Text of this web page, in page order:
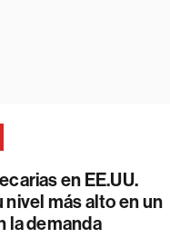
en EE.UU.
nivel más alto en un
la demanda